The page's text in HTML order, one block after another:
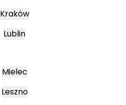
Kraków
Lublin
Mielec
Leszno